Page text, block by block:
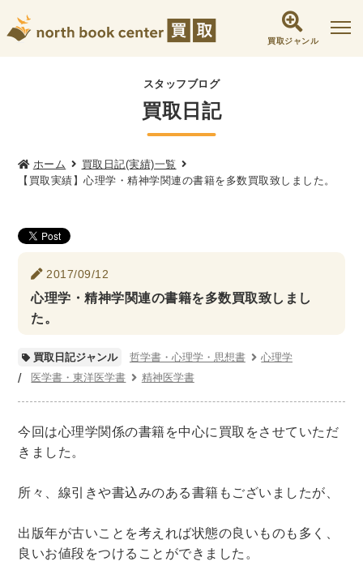
買取ジャンル
社会学書・人文書籍関係
哲学書・心理学・思想書
倫理学・道徳
文化人類学・民俗学
東洋哲学
現象学
西洋哲学 言語学 論理学
政治・法学書
社会学
軍事・外交・国際関係
経済書・経営書・ビジネス書
ビジネス書
マネジメント・人材管理・リーダーシップ
金融・ファイナンス・投資
スタッフブログ
買取日記
ホーム
買取日記(実績)一覧
【買取実績】心理学・精神学関連の書籍を多数買取致しました。
2017/09/12
心理学・精神学関連の書籍を多数買取致しまし
た。
買取日記ジャンル 哲学書・心理学・思想書
心理学
医学書・東洋医学書
精神医学書
今回は心理学関係の書籍を中心に買取をさせていただ
きました。
所々、線引きや書込みのある書籍もございましたが、
出版年が古いことを考えれば状態の良いものも多く、
良いお値段をつけることができました。